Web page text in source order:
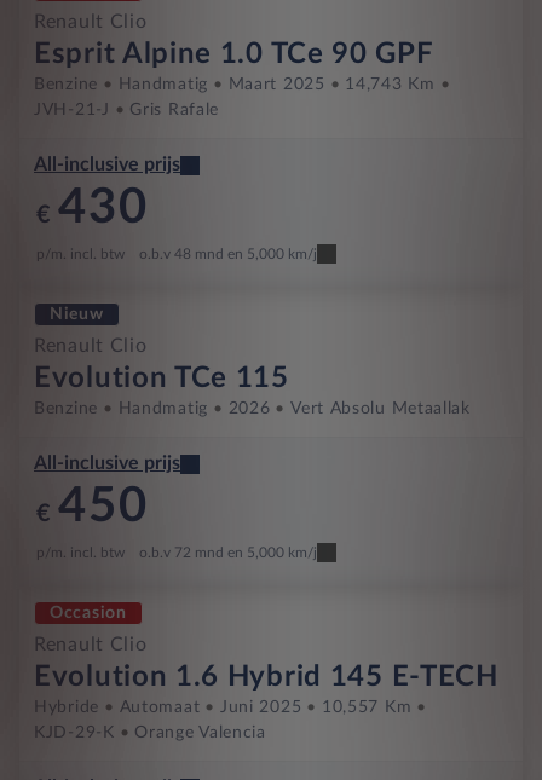
Renault Clio
Esprit Alpine 1.0 TCe 90 GPF
Benzine Handmatig Maart 2025
14,743 Km
JVH-21-J
Gris Rafale
All-inclusive prijs
€ 430
p/m. incl. btw o.b.v 48 mnd en 5,000 km/j
Nieuw
Renault Clio
Evolution TCe 115
Benzine Handmatig 2026 Vert Absolu Metaallak
All-inclusive prijs
€ 450
p/m. incl. btw o.b.v 72 mnd en 5,000 km/j
Occasion
Renault Clio
Evolution 1.6 Hybrid 145 E-TECH
Hybride Automaat Juni 2025
10,557 Km
KJD-29-K
Orange Valencia